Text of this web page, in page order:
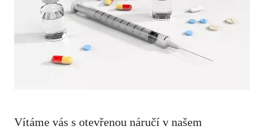
Vítáme vás s otevřenou náručí v‍ našem